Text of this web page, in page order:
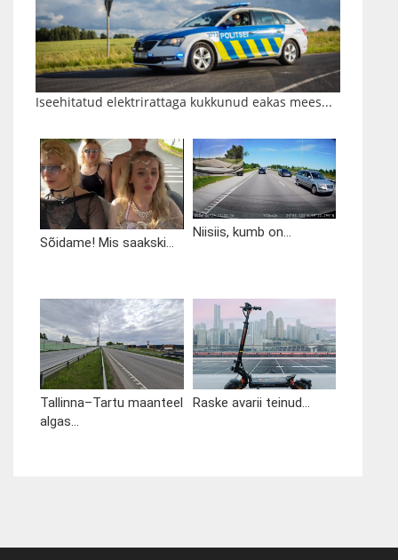
Iseehitatud elektrirattaga kukkunud eakas mees...
Sõidame! Mis saakski...
Niisiis, kumb on...
Tallinna–Tartu maanteel
algas...
Raske avarii teinud...